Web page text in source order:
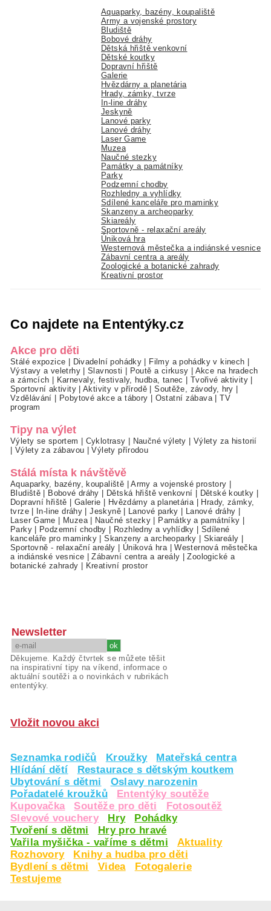
Aquaparky, bazény, koupaliště
Army a vojenské prostory
Bludiště
Bobové dráhy
Dětská hřiště venkovní
Dětské koutky
Dopravní hřiště
Galerie
Hvězdárny a planetária
Hrady, zámky, tvrze
In-line dráhy
Jeskyně
Lanové parky
Lanové dráhy
Laser Game
Muzea
Naučné stezky
Památky a památníky
Parky
Podzemní chodby
Rozhledny a vyhlídky
Sdílené kanceláře pro maminky
Skanzeny a archeoparky
Skiareály
Sportovně - relaxační areály
Úniková hra
Westernová městečka a indiánské vesnice
Zábavní centra a areály
Zoologické a botanické zahrady
Kreativní prostor
Co najdete na Ententýky.cz
Akce pro děti
Stálé expozice Divadelní pohádky Filmy a pohádky v kinech
Výstavy a veletrhy|Slavnosti Poutě a cirkusy
Akce na hradech
a zámcích
Karnevaly, festivaly, hudba, tanec Tvořivé aktivity
Sportovní aktivity|Aktivity v přírodě |Soutěže, závody, hry
Vzdělávání
Pobytové akce a tábory Ostatní zábava|TV
program
Tipy na výlet
Výlety se sportem Cyklotrasy Naučné výlety
Výlety za historií
Výlety za zábavou |Výlety přírodou
Stálá místa k návštěvě
Aquaparky, bazény, koupaliště |Army a vojenské prostory
Bludiště
Bobové dráhy Dětská hřiště venkovní Dětské koutky
Dopravní hřiště
Galerie Hvězdárny a planetária|
Hrady, zámky,
tvrze| In-line dráhy |Jeskyně| Lanové parky Lanové dráhy
Laser Game
Muzea| Naučné stezky Památky a památníky
Parky| Podzemní chodby Rozhledny a vyhlídky
Sdílené
kanceláře pro maminky |Skanzeny a archeoparky Skiareály
Sportovně - relaxační areály
Úniková hra|Westernová městečka
a indiánské vesnice |Zábavní centra a areály |Zoologické a
botanické zahrady
Kreativní prostor
Newsletter
Děkujeme. Každý čtvrtek se můžete těšit
na inspirativní tipy na víkend, informace o
aktuální soutěži a o novinkách v rubrikách
ententýky.
Vložit novou akci
Seznamka rodičů Kroužky
Mateřská centra
Hlídání dětí
Restaurace s dětským koutkem
Ubytování s dětmi
Oslavy narozenin
Pořadatelé kroužků
Ententýky soutěže
Kupovačka
Soutěže pro děti
Fotosoutěž
Slevové vouchery
Hry
Pohádky
Tvoření s dětmi
Hry pro hravé
Vařila myšička - vaříme s dětmi
Aktuality
Rozhovory
Knihy a hudba pro děti
Bydlení s dětmi
Videa
Fotogalerie
Testujeme